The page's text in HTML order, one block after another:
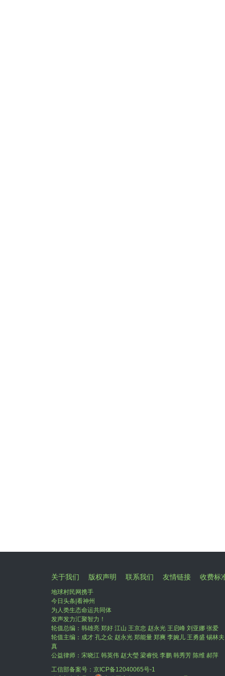
关于我们 版权声明 联系我们 友情链接 收费标
地球村民网携手
今日头条|看神州
为人类生态命运共同体
发声发力汇聚智力！
轮值总编：韩雄亮 郑好 江山 王京忠 赵永光 王启峰 刘亚娜 张爱
轮值主编：成才 孔之众 赵永光 郑能量 郑爽 李婉儿 王勇盛 锡林
真
公益律师：宋晓江 韩英伟 赵大瑩 梁睿悦 李鹏 韩秀芳 陈维 郝萍
工信部备案号： 京ICP备12040065号-1